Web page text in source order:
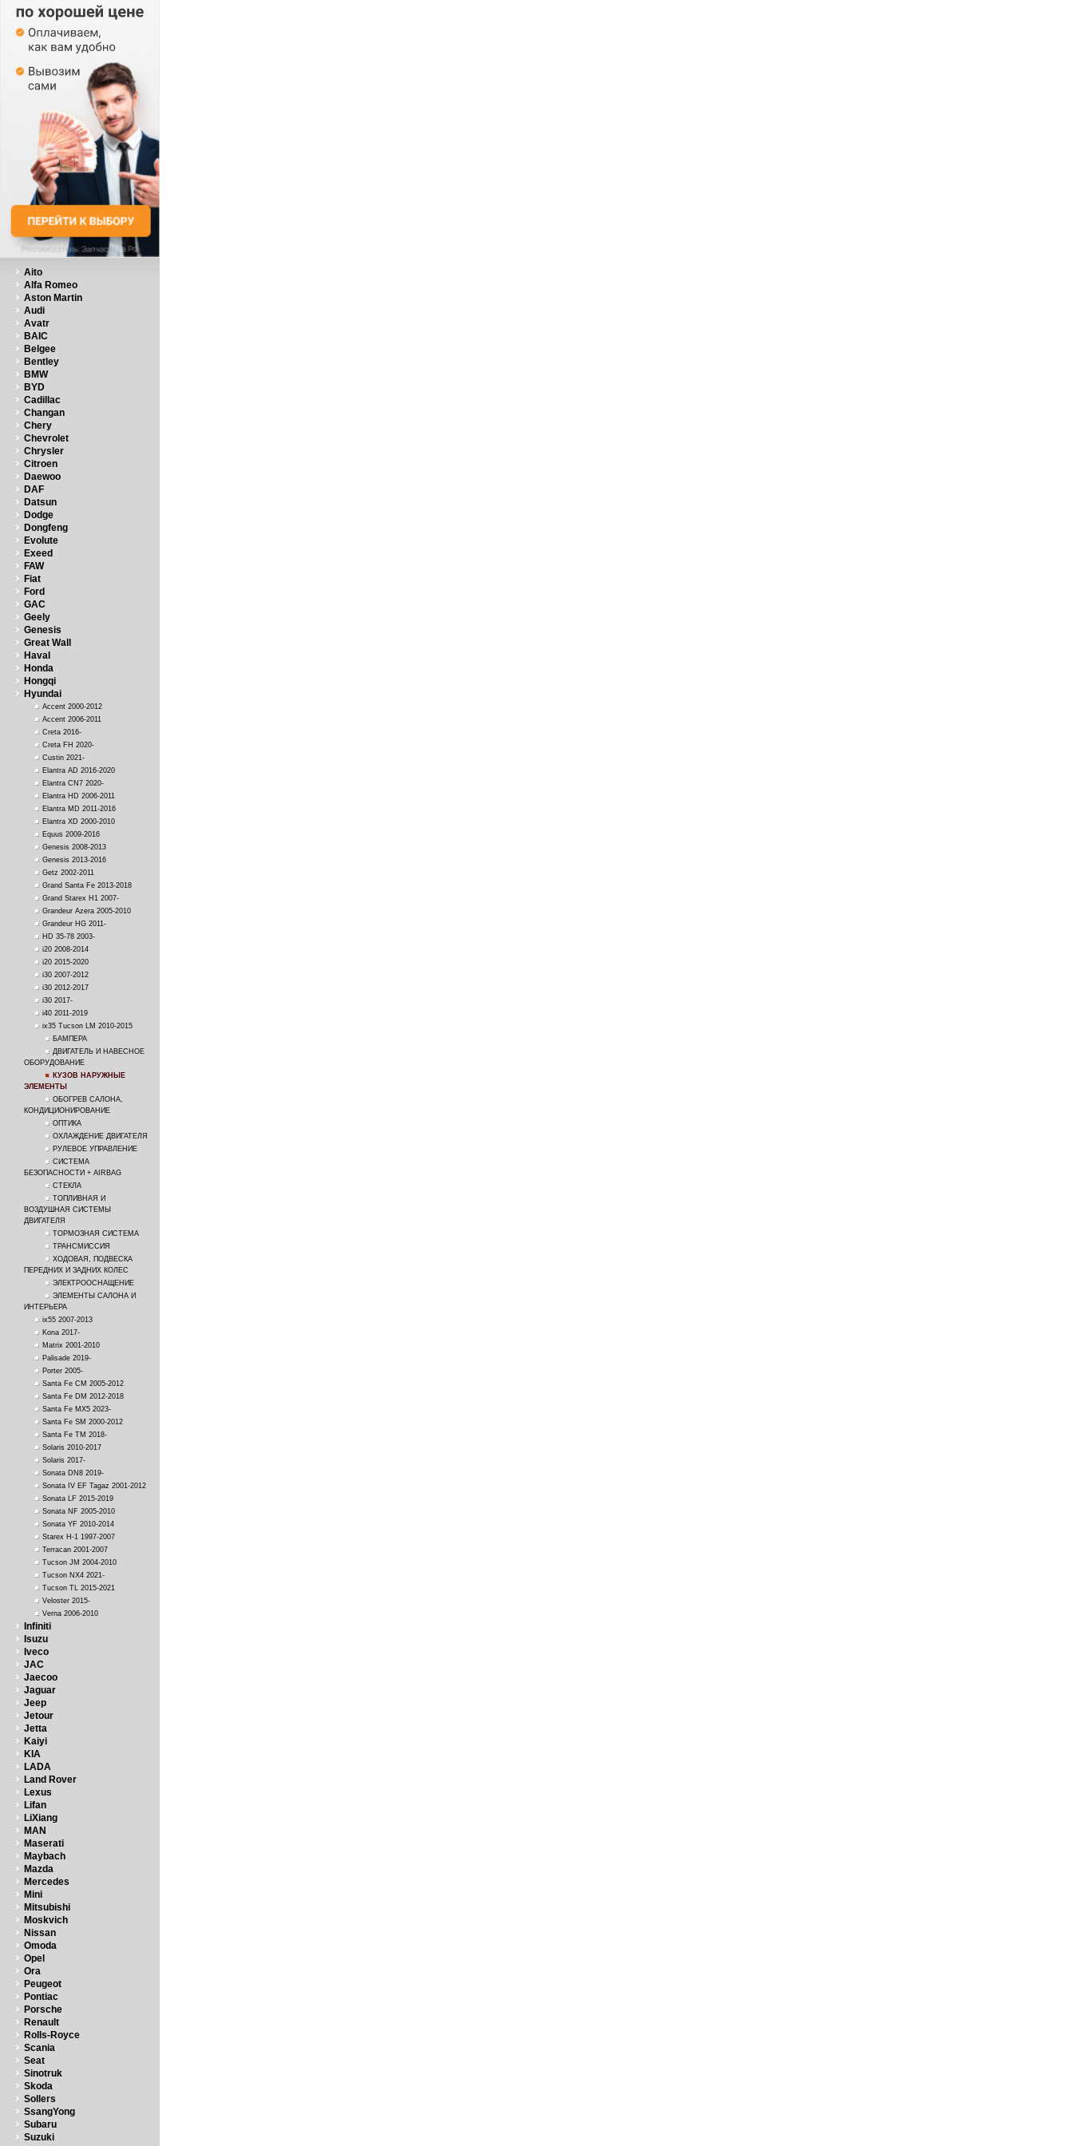
Aito
Alfa Romeo
Aston Martin
Audi
Avatr
BAIC
Belgee
Bentley
BMW
BYD
Cadillac
Changan
Chery
Chevrolet
Chrysler
Citroen
Daewoo
DAF
Datsun
Dodge
Dongfeng
Evolute
Exeed
FAW
Fiat
Ford
GAC
Geely
Genesis
Great Wall
Haval
Honda
Hongqi
Hyundai
Accent 2000-2012
Accent 2006-2011
Creta 2016-
Creta FH 2020-
Custin 2021-
Elantra AD 2016-2020
Elantra CN7 2020-
Elantra HD 2006-2011
Elantra MD 2011-2016
Elantra XD 2000-2010
Equus 2009-2016
Genesis 2008-2013
Genesis 2013-2016
Getz 2002-2011
Grand Santa Fe 2013-2018
Grand Starex H1 2007-
Grandeur Azera 2005-2010
Grandeur HG 2011-
HD 35-78 2003-
i20 2008-2014
i20 2015-2020
i30 2007-2012
i30 2012-2017
i30 2017-
i40 2011-2019
ix35 Tucson LM 2010-2015
БАМПЕРА
ДВИГАТЕЛЬ И НАВЕСНОЕ
ОБОРУДОВАНИЕ
КУЗОВ НАРУЖНЫЕ
ЭЛЕМЕНТЫ
ОБОГРЕВ САЛОНА,
КОНДИЦИОНИРОВАНИЕ
ОПТИКА
ОХЛАЖДЕНИЕ ДВИГАТЕЛЯ
РУЛЕВОЕ УПРАВЛЕНИЕ
СИСТЕМА
БЕЗОПАСНОСТИ + AIRBAG
СТЕКЛА
ТОПЛИВНАЯ И
ВОЗДУШНАЯ СИСТЕМЫ
ДВИГАТЕЛЯ
ТОРМОЗНАЯ СИСТЕМА
ТРАНСМИССИЯ
ХОДОВАЯ, ПОДВЕСКА
ПЕРЕДНИХ И ЗАДНИХ КОЛЕС
ЭЛЕКТРООСНАЩЕНИЕ
ЭЛЕМЕНТЫ САЛОНА И
ИНТЕРЬЕРА
ix55 2007-2013
Kona 2017-
Matrix 2001-2010
Palisade 2019-
Porter 2005-
Santa Fe CM 2005-2012
Santa Fe DM 2012-2018
Santa Fe MX5 2023-
Santa Fe SM 2000-2012
Santa Fe TM 2018-
Solaris 2010-2017
Solaris 2017-
Sonata DN8 2019-
Sonata IV EF Tagaz 2001-2012
Sonata LF 2015-2019
Sonata NF 2005-2010
Sonata YF 2010-2014
Starex H-1 1997-2007
Terracan 2001-2007
Tucson JM 2004-2010
Tucson NX4 2021-
Tucson TL 2015-2021
Veloster 2015-
Verna 2006-2010
Infiniti
Isuzu
Iveco
JAC
Jaecoo
Jaguar
Jeep
Jetour
Jetta
Kaiyi
KIA
LADA
Land Rover
Lexus
Lifan
LiXiang
MAN
Maserati
Maybach
Mazda
Mercedes
Mini
Mitsubishi
Moskvich
Nissan
Omoda
Opel
Ora
Peugeot
Pontiac
Porsche
Renault
Rolls-Royce
Scania
Seat
Sinotruk
Skoda
Sollers
SsangYong
Subaru
Suzuki